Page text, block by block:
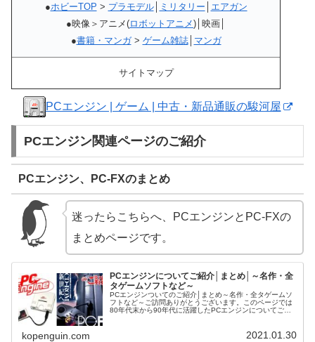
●ホビーTOP > プラモデル│ ミリタリー
エアガン
●映像＞アニメ(ロボットアニメ)│映画│
●書籍・マンガ> ゲーム雑誌│ マンガ
サイトマップ
PCエンジン | ゲーム | 中古・新品通販の駿河屋
PCエンジン関連ページのご紹介
PCエンジン、PC-FXのまとめ
迷ったらこちらへ、PCエンジンとPC-FXの
まとめページです。
PCエンジンについてご紹介│まとめ│～名作・全
タゲームソフトなど～
PCエンジンついてのご紹介│まとめ～名作・全タゲームソ
フトなど～ご訪問ありがとうございます。このページでは
80年代末から90年代に活躍したPCエンジンについてご紹
kopenguin.com 2021.01.30